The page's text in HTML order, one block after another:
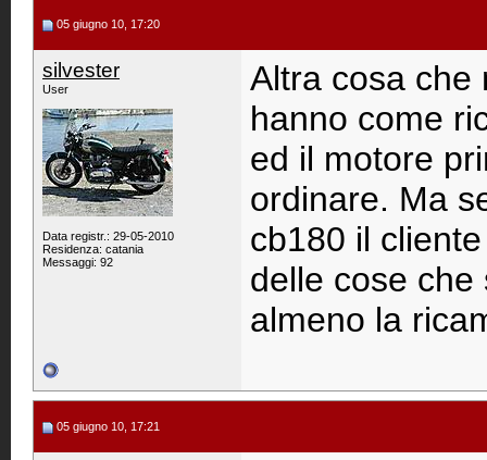
05 giugno 10, 17:20
silvester
User
Data registr.: 29-05-2010
Residenza: catania
Messaggi: 92
Altra cosa che
hanno come
ed il motore
ordinare. Ma
cb180 il
delle cose
almeno la
05 giugno 10, 17:21